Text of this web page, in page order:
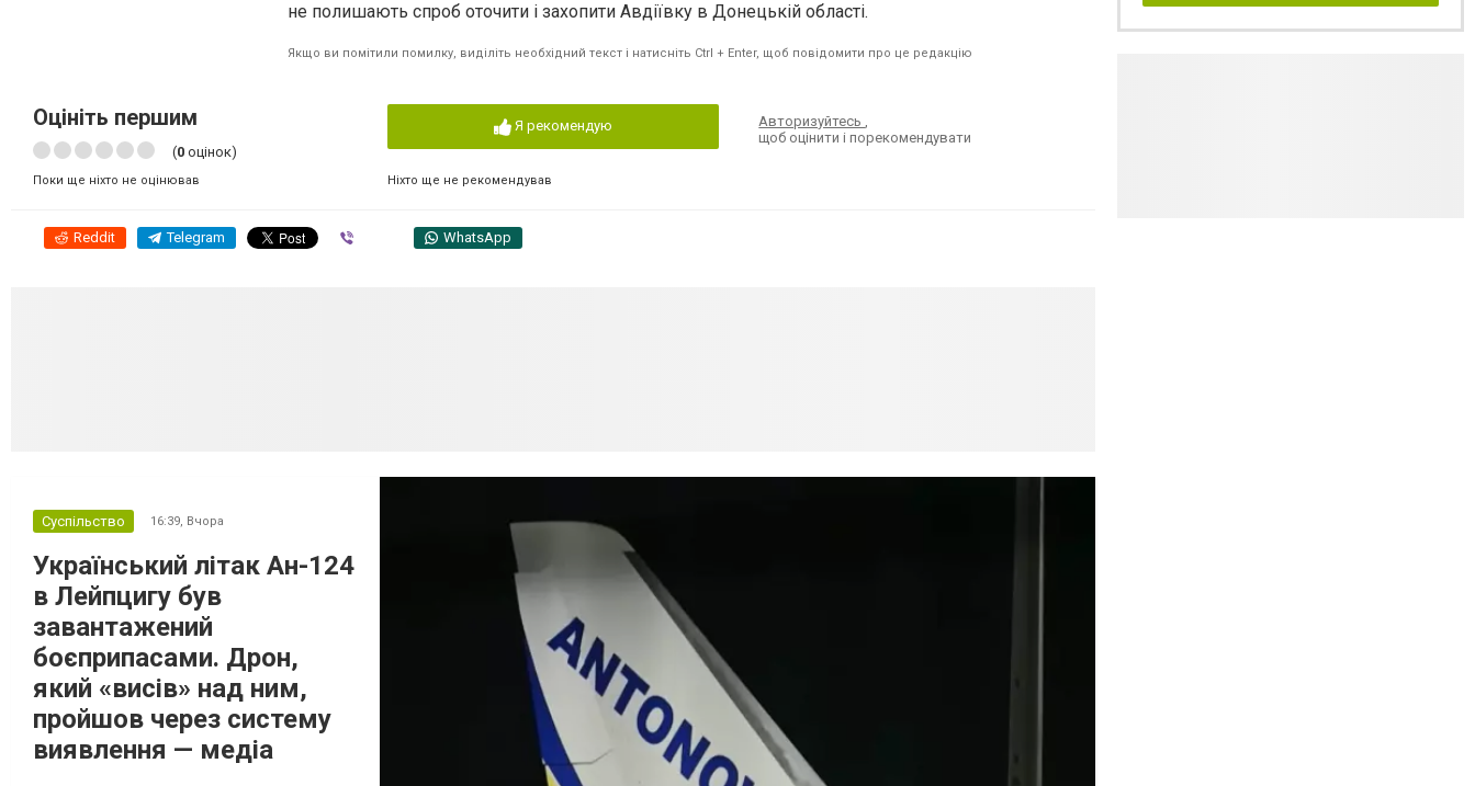
не полишають спроб оточити і захопити Авдіївку в Донецькій області.
Якщо ви помітили помилку, виділіть необхідний текст і натисніть Ctrl + Enter, щоб повідомити про це редакцію
Оцініть першим
(0 оцінок)
Поки ще ніхто не оцінював
Я рекомендую
Ніхто ще не рекомендував
Авторизуйтесь,
щоб оцінити і порекомендувати
Reddit Telegram WhatsApp
Суспільство 16:39, Вчора
Український літак Ан-124
в Лейпцигу був
завантажений
боєприпасами. Дрон,
який «висів» над ним,
пройшов через систему
виявлення — медіа